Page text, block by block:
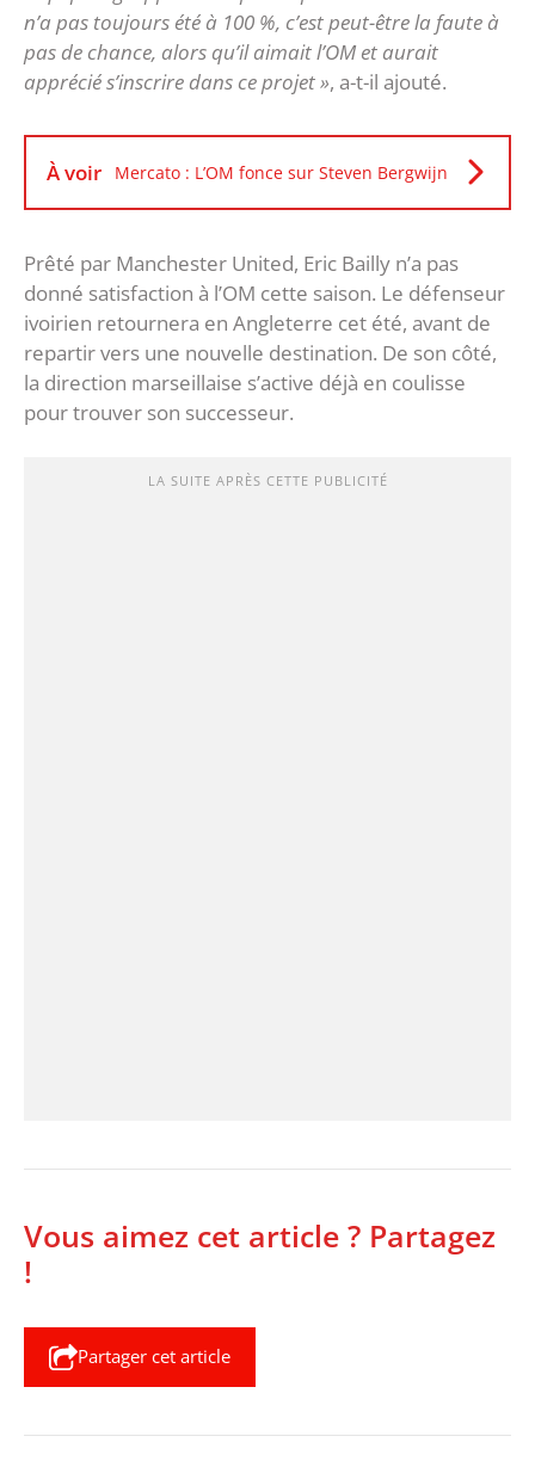
n’a pas toujours été à 100 %, c’est peut-être la faute à
pas de chance, alors qu’il aimait l’OM et aurait
apprécié s’inscrire dans ce projet », a-t-il ajouté.
À voir Mercato : L’OM fonce sur Steven Bergwijn
Prêté par Manchester United, Eric Bailly n’a pas
donné satisfaction à l’OM cette saison. Le défenseur
ivoirien retournera en Angleterre cet été, avant de
repartir vers une nouvelle destination. De son côté,
la direction marseillaise s’active déjà en coulisse
pour trouver son successeur.
LA SUITE APRÈS CETTE PUBLICITÉ
Vous aimez cet article ? Partagez
!
Partager cet article